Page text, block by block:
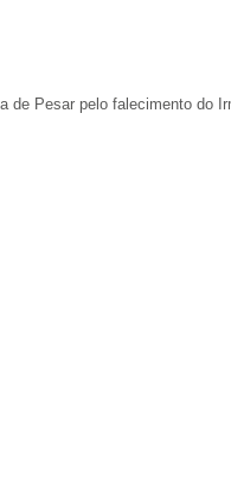
de Pesar pelo falecimento do